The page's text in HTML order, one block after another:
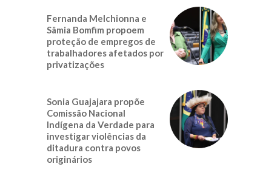
Fernanda Melchionna e
Sâmia Bomfim propoem
proteção de empregos de
trabalhadores afetados por
privatizações
Sonia Guajajara propõe
Comissão Nacional
Indígena da Verdade para
investigar violências da
ditadura contra povos
originários